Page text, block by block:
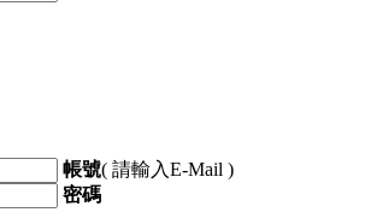
帳號( 請輸入E-Mail )
密碼